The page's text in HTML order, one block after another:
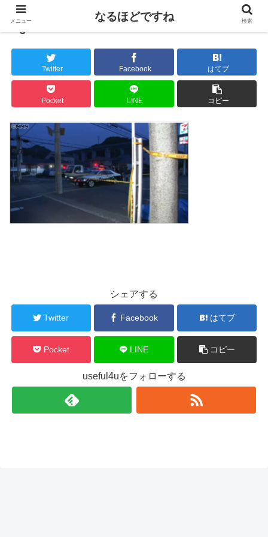
6
Twitter Facebook はてブ
Pocket LINE コピー
シェアする
Twitter Facebook はてブ
Pocket LINE コピー
useful4uをフォローする
メニュー なるほどですね 検索